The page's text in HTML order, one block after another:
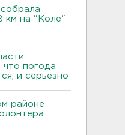
км на "Коле"
погода
и серьезно
районе